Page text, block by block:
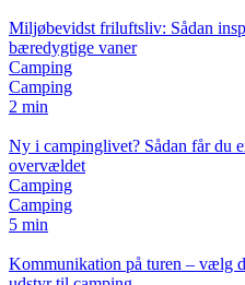
Miljøbevidst friluftsliv: Sådan
bæredygtige vaner
Camping
Camping
2 min
Ny i campinglivet? Sådan får du
overvældet
Camping
Camping
5 min
Kommunikation på turen – vælg